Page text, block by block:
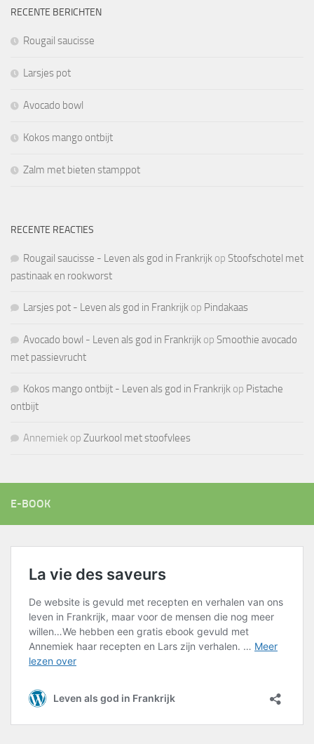
RECENTE BERICHTEN
Rougail saucisse
Larsjes pot
Avocado bowl
Kokos mango ontbijt
Zalm met bieten stamppot
RECENTE REACTIES
Rougail saucisse - Leven als god in Frankrijk op Stoofschotel met
pastinaak en rookworst
Larsjes pot - Leven als god in Frankrijk op Pindakaas
Avocado bowl - Leven als god in Frankrijk op Smoothie avocado
met passievrucht
Kokos mango ontbijt - Leven als god in Frankrijk op Pistache
ontbijt
Annemiek op Zuurkool met stoofvlees
E-BOOK